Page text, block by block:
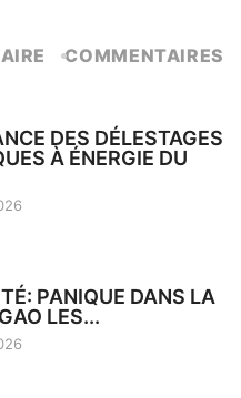
COMMENTAIRES
DES DÉLESTAGES
À ÉNERGIE DU
PANIQUE DANS LA
LES...